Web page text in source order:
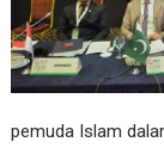
pemuda Islam